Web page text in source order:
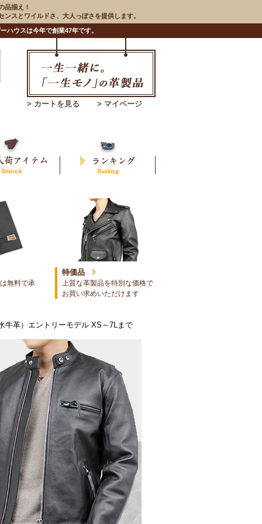
品揃え！
スとワイルドさ、大人っぽさを提供します。
ハウスは今年で創業47年です。
> カートを見る > マイページ
無料で承
特価品
上質な革製品を特別な価格で
お買い求めいただけます
革）エントリーモデル XS～7Lまで